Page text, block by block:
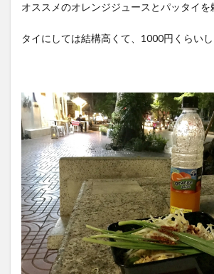
オススメのオレンジジュースとパッタイを
タイにしては結構高くて、1000円くらいし